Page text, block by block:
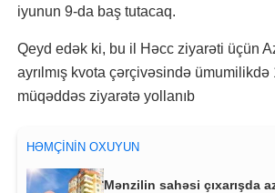
iyunun 9-da baş tutacaq.
Qeyd edək ki, bu il Həcc ziyarəti üçün
ayrılmış kvota çərçivəsində ümumilikdə
müqəddəs ziyarətə yollanıb
HƏMÇININ OXUYUN
Mənzilin sahəsi çıxarışda